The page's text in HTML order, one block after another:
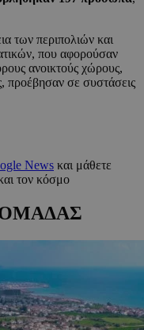
των περιπολιών και
που αφορούσαν
ανοικτούς χώρους,
προέβησαν σε συστάσεις
News και μάθετε
τον κόσμο